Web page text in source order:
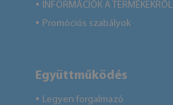
● INFORMÁCIÓK A TERMÉKEKRŐL
● Promóciós szabályok
Együttműködés
● Legyen forgalmazó